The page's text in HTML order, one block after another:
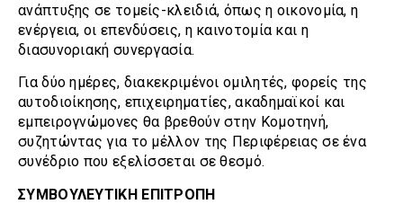
ανάπτυξης σε τομείς-κλειδιά, όπως η οικονομία, η
ενέργεια, οι επενδύσεις, η καινοτομία και η
διασυνοριακή συνεργασία.
Για δύο ημέρες, διακεκριμένοι ομιλητές, φορείς της
αυτοδιοίκησης, επιχειρηματίες, ακαδημαϊκοί και
εμπειρογνώμονες θα βρεθούν στην Κομοτηνή,
συζητώντας για το μέλλον της Περιφέρειας σε ένα
συνέδριο που εξελίσσεται σε θεσμό.
ΣΥΜΒΟΥΛΕΥΤΙΚΗ ΕΠΙΤΡΟΠΗ